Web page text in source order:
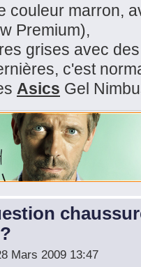
couleur marron,
Premium),
grises avec
c'est
Asics Gel
Mars 2009 13:47